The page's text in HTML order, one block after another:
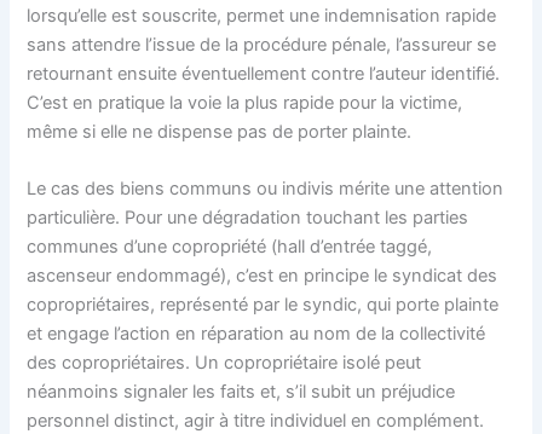
lorsqu’elle est souscrite, permet une indemnisation rapide
sans attendre l’issue de la procédure pénale, l’assureur se
retournant ensuite éventuellement contre l’auteur identifié.
C’est en pratique la voie la plus rapide pour la victime,
même si elle ne dispense pas de porter plainte.
Le cas des biens communs ou indivis mérite une attention
particulière. Pour une dégradation touchant les parties
communes d’une copropriété (hall d’entrée taggé,
ascenseur endommagé), c’est en principe le syndicat des
copropriétaires, représenté par le syndic, qui porte plainte
et engage l’action en réparation au nom de la collectivité
des copropriétaires. Un copropriétaire isolé peut
néanmoins signaler les faits et, s’il subit un préjudice
personnel distinct, agir à titre individuel en complément.